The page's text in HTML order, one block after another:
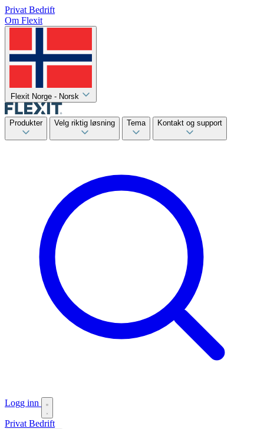
Privat Bedrift
Om Flexit
Flexit Norge - Norsk
Produkter Velg riktig løsning Tema Kontakt og support
Logg inn
Privat Bedrift